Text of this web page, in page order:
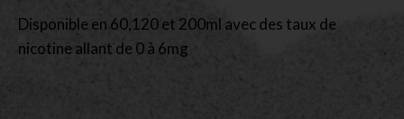
Disponible en 60,120 et 200ml avec des taux de
nicotine allant de 0 à 6mg